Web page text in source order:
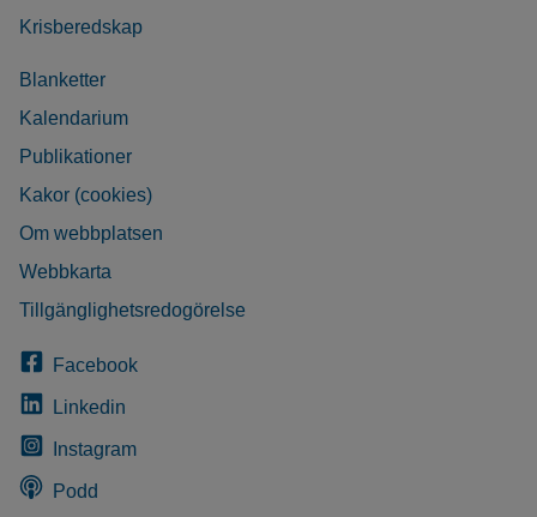
Krisberedskap
Blanketter
Kalendarium
Publikationer
Kakor (cookies)
Om webbplatsen
Webbkarta
Tillgänglighetsredogörelse
Facebook
Linkedin
Instagram
Podd